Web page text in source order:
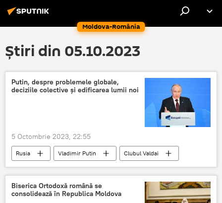
Moldova-România
Știri din 05.10.2023
Putin, despre problemele globale,
deciziile colective și edificarea lumii noi
5 Octombrie 2023, 22:55
Rusia Vladimir Putin Clubul Valdai
Biserica Ortodoxă română se
consolidează în Republica Moldova